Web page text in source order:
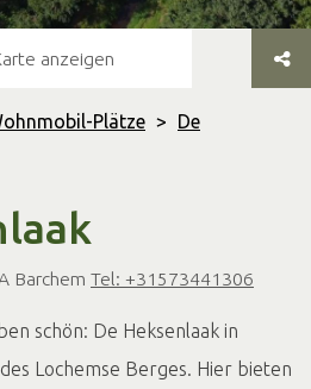
Plätze >
De
Barchem Tel: +31573441306
anzeigen
schön: De Heksenlaak in
Lochemse Berges. Hier bieten